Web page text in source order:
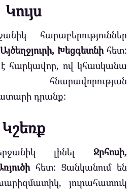
Կույս
հարաբերություններ
Այծեղջյուրի, Խեցգետնիհետ:
է հարկավոր, ով կհասկանա
հնարավորության
դրանք:
Կշեռք
լինել Ջրհոսի,
հետ: Ցանկանում են
յուրահատուկ